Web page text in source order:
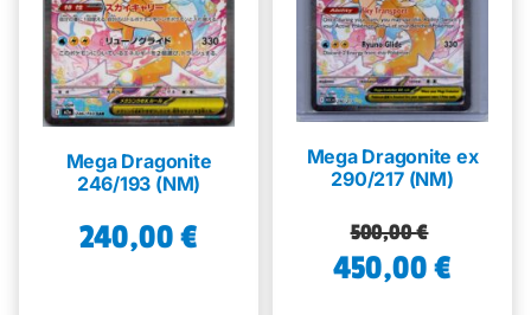
Mega Dragonite
246/193 (NM)
240,00€
Mega Dragonite ex
290/217 (NM)
500,00€
Alkuperäinen
hinta
450,00€
Nykyinen
hinta